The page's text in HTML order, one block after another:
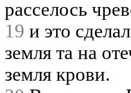
расселось
19 и это
земля та на
земля крови.